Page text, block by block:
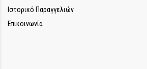
Ιστορικό Παραγγελιών
Επικοινωνία